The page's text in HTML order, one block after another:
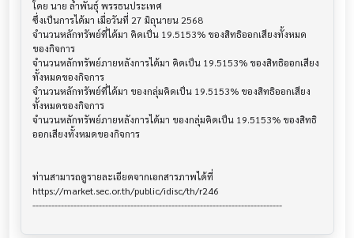
โดย นาย ล้ำพันธุ์ พรรธนประเทศ
ซึ่งเป็นการได้มา เมื่อวันที่ 27 มิถุนายน 2568
จำนวนหลักทรัพย์ที่ได้มา คิดเป็น 19.5153% ของสิทธิออกเสียงทั้งหมด
ของกิจการ
จำนวนหลักทรัพย์ภายหลังการได้มา คิดเป็น 19.5153% ของสิทธิออกเสียง
ทั้งหมดของกิจการ
จำนวนหลักทรัพย์ที่ได้มา ของกลุ่มคิดเป็น 19.5153% ของสิทธิออกเสียง
ทั้งหมดของกิจการ
จำนวนหลักทรัพย์ภายหลังการได้มา ของกลุ่มคิดเป็น 19.5153% ของสิทธิ
ออกเสียงทั้งหมดของกิจการ
ท่านสามารถดูรายละเอียดจากเอกสารภาพได้ที่
https://market.sec.or.th/public/idisc/th/r246
-------------------------------------------------------------------------------